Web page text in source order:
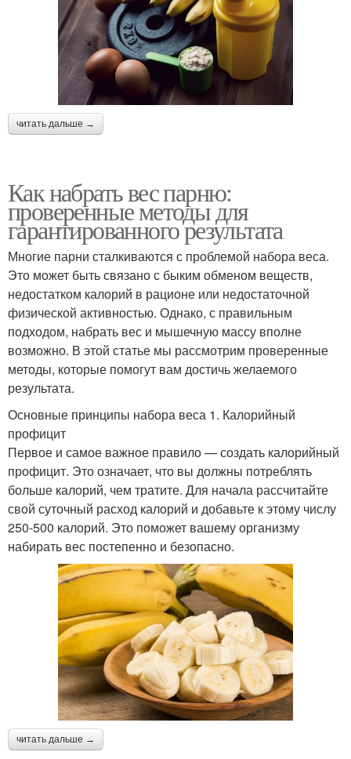
читать дальше →
Как набрать вес парню:
проверенные методы для
гарантированного результата
Многие парни сталкиваются с проблемой набора веса.
Это может быть связано с быким обменом веществ,
недостатком калорий в рационе или недостаточной
физической активностью. Однако, с правильным
подходом, набрать вес и мышечную массу вполне
возможно. В этой статье мы рассмотрим проверенные
методы, которые помогут вам достичь желаемого
результата.
Основные принципы набора веса 1. Калорийный
профицит
Первое и самое важное правило — создать калорийный
профицит. Это означает, что вы должны потреблять
больше калорий, чем тратите. Для начала рассчитайте
свой суточный расход калорий и добавьте к этому числу
250-500 калорий. Это поможет вашему организму
набирать вес постепенно и безопасно.
читать дальше →